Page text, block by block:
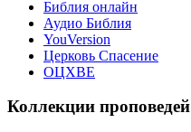
Библия онлайн
Аудио Библия
YouVersion
Церковь Спасение
ОЦХВЕ
Коллекции проповедей